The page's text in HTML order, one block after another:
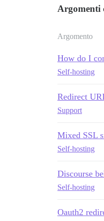
Argomenti
Argomento
How do I
Self-hosting
Redirect
Support
Mixed SSL
Self-hosting
Discourse
Self-hosting
Oauth2